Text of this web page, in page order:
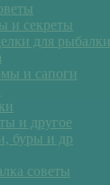
и секреты
для рыбалки
и сапоги
и другое
буры и др
советы